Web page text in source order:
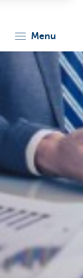
menu